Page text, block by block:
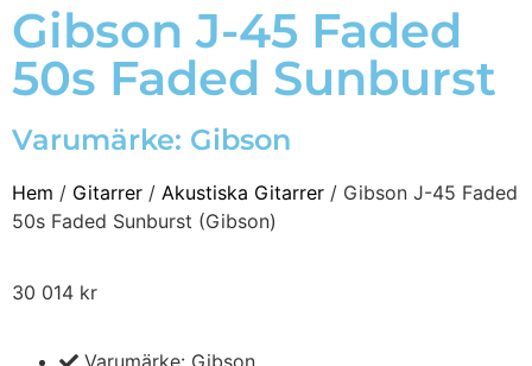
Gibson J-45 Faded
50s Faded Sunburst
Varumärke: Gibson
Hem / Gitarrer / Akustiska Gitarrer / Gibson J-45 Faded
50s Faded Sunburst (Gibson)
30 014 kr